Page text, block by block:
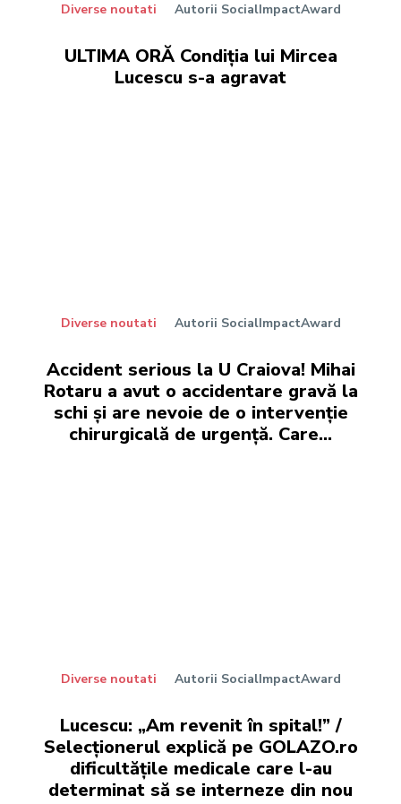
Diverse noutati Autorii SocialImpactAward
ULTIMA ORĂ Condiția lui Mircea
Lucescu s-a agravat
Diverse noutati Autorii SocialImpactAward
Accident serious la U Craiova! Mihai
Rotaru a avut o accidentare gravă la
schi și are nevoie de o intervenție
chirurgicală de urgență. Care...
Diverse noutati Autorii SocialImpactAward
Lucescu: „Am revenit în spital!” /
Selecționerul explică pe GOLAZO.ro
dificultățile medicale care l-au
determinat să se interneze din nou